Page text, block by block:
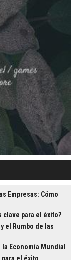
Empresas: Cómo
clave para el éxito?
el Rumbo de las
Economía Mundial